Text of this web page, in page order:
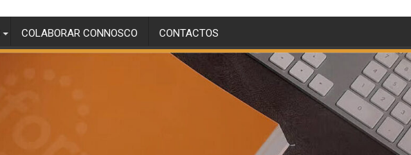
COLABORAR CONNOSCO CONTACTOS